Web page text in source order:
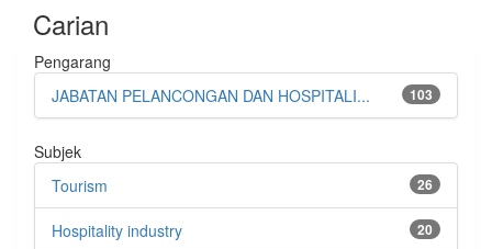
Carian
Pengarang
103
JABATAN PELANCONGAN DAN HOSPITALI...
Subjek
26
Tourism
20
Hospitality industry